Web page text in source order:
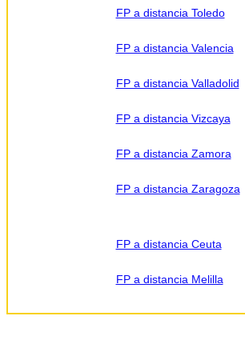
FP a distancia Toledo
FP a distancia Valencia
FP a distancia Valladolid
FP a distancia Vizcaya
FP a distancia Zamora
FP a distancia Zaragoza
FP a distancia Ceuta
FP a distancia Melilla